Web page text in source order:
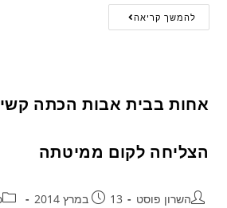
להמשך קריאה
אחות בבית אבות הכתה
הצליחה לקום ממיטתה
השרון פוסט 13 במרץ 2014